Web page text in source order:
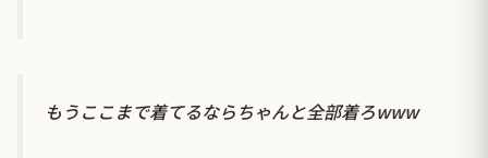
もうここまで着てるならちゃんと全部着ろwww